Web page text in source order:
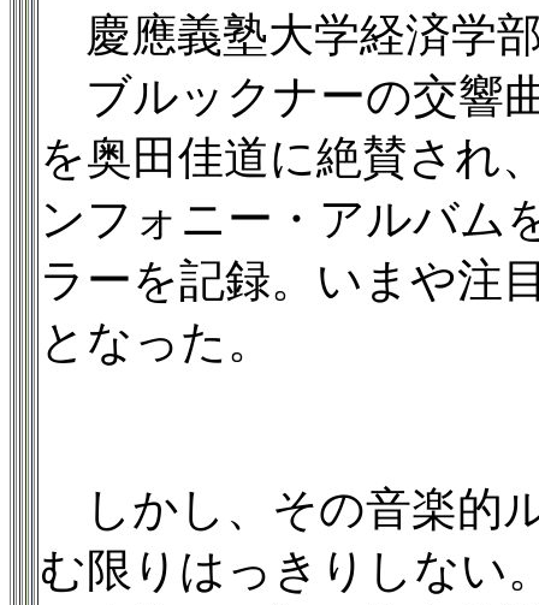
慶應義塾大学経済学
ブルックナーの交響
を奥田佳道に絶賛され
ンフォニー・アルバム
ラーを記録。いまや注
となった。
しかし、その音楽的
む限りはっきりしない